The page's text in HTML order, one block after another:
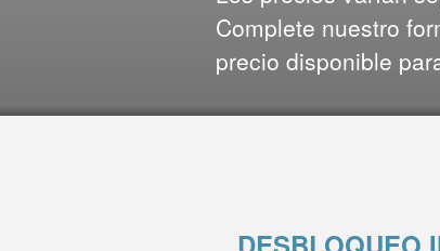
Complete nuestro
precio disponible